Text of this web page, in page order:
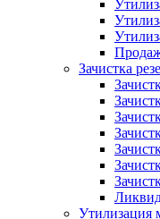
Зачистка
Утилизация